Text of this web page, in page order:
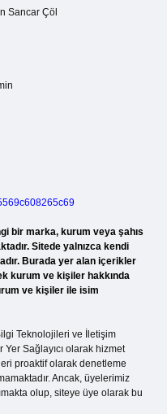
Sancar Çöl
bir marka, kurum veya şahıs
Sitede yalnızca kendi
Burada yer alan içerikler
kurum ve kişiler hakkında
ve kişiler ile isim
Teknolojileri ve İletişim
Yer Sağlayıcı olarak hizmet
proaktif olarak denetleme
Ancak, üyelerimiz
olup, siteye üye olarak bu